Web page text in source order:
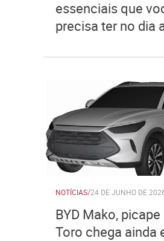
essenciais que
precisa ter no dia
NOTÍCIAS/24 DE JUNHO DE
BYD Mako,
Toro chega ainda